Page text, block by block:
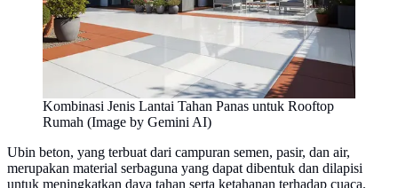
Kombinasi Jenis Lantai Tahan Panas untuk Rooftop
Rumah (Image by Gemini AI)
Ubin beton, yang terbuat dari campuran semen, pasir, dan air,
merupakan material serbaguna yang dapat dibentuk dan dilapisi
untuk meningkatkan daya tahan serta ketahanan terhadap cuaca.